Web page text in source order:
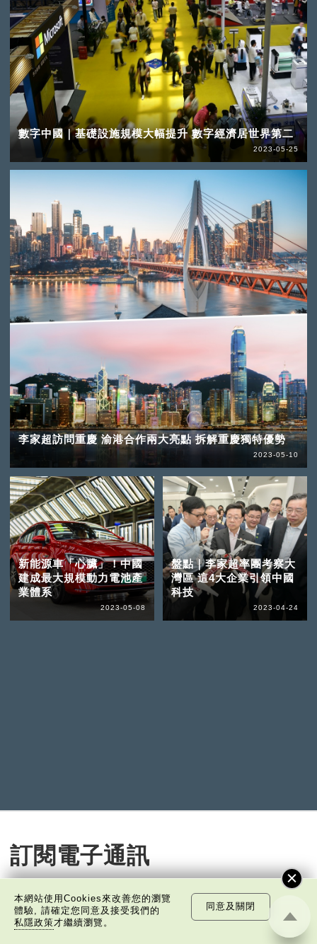
數字中國｜基礎設施規模大幅提升 數字經濟居世界第二
2023-05-25
李家超訪問重慶 渝港合作兩大亮點 拆解重慶獨特優勢
2023-05-10
新能源車「心臟」！中國
建成最大規模動力電池產
業體系
2023-05-08
盤點｜李家超率團考察大
灣區 這4大企業引領中國
科技
2023-04-24
訂閱電子通訊
免費訂閱
本網站使用Cookies來改善您的瀏覽
體驗, 請確定您同意及接受我們的
私隱政策才繼續瀏覽。
同意及關閉